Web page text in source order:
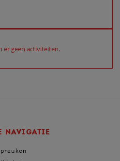
er geen activiteiten.
NAVIGATIE